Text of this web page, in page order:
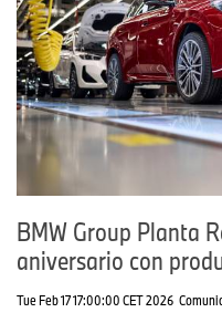
BMW Group Planta
aniversario con
Tue Feb 17 17:00:00 CET 2026